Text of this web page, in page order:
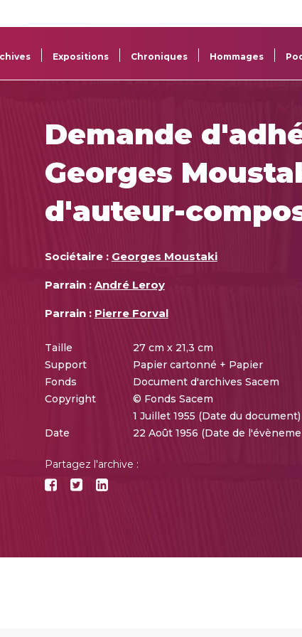
Sacem
projets
Sacem
des
Expositions Chroniques Hommages
Demande
Georges
d'auteur-
Sociétaire : Georges Moustaki
Parrain : André Leroy
Parrain : Pierre Forval
Taille
27 cm x 21,3 cm
Support
Papier cartonné + Papier
Fonds
Document d'archives Sacem
Copyright
© Fonds Sacem
Date
1 Juillet 1955 (Date du document)
22 Août 1956 (Date de
Partagez l'archive :